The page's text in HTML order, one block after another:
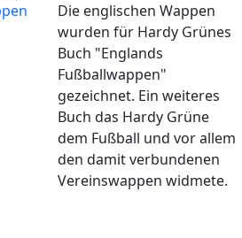
Die englischen Wappen
wurden für Hardy Grünes
Buch "Englands
Fußballwappen"
gezeichnet. Ein weiteres
Buch das Hardy Grüne
dem Fußball und vor allem
den damit verbundenen
Vereinswappen widmete.